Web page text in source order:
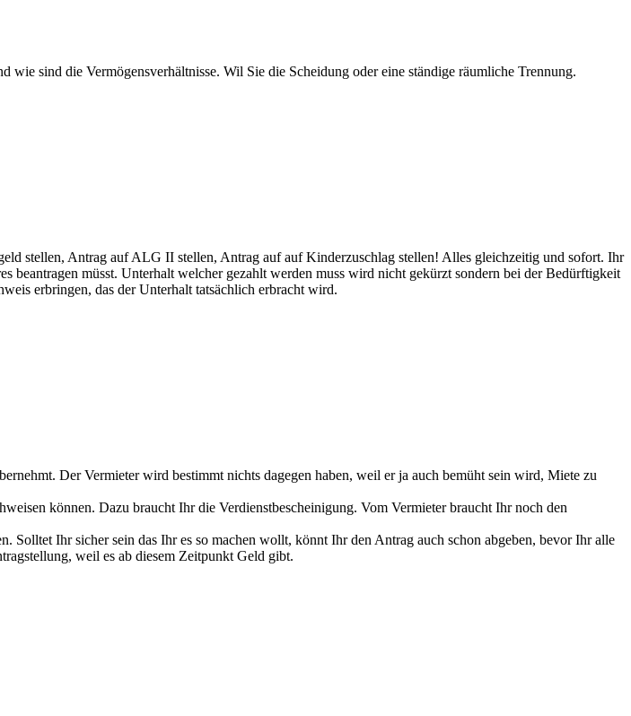
sind die Vermögensverhältnisse. Wil Sie die Scheidung oder eine ständige räumliche Trennung.
stellen, Antrag auf ALG II stellen, Antrag auf auf Kinderzuschlag stellen! Alles gleichzeitig und sofort. Ihr
beantragen müsst. Unterhalt welcher gezahlt werden muss wird nicht gekürzt sondern bei der Bedürftigkeit
erbringen, das der Unterhalt tatsächlich erbracht wird.
Der Vermieter wird bestimmt nichts dagegen haben, weil er ja auch bemüht sein wird, Miete zu
können. Dazu braucht Ihr die Verdienstbescheinigung. Vom Vermieter braucht Ihr noch den
Ihr sicher sein das Ihr es so machen wollt, könnt Ihr den Antrag auch schon abgeben, bevor Ihr alle
weil es ab diesem Zeitpunkt Geld gibt.